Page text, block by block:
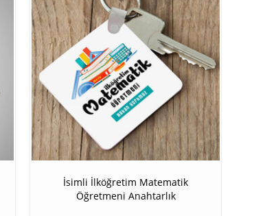
İsimli İlköğretim Matematik
Öğretmeni Anahtarlık